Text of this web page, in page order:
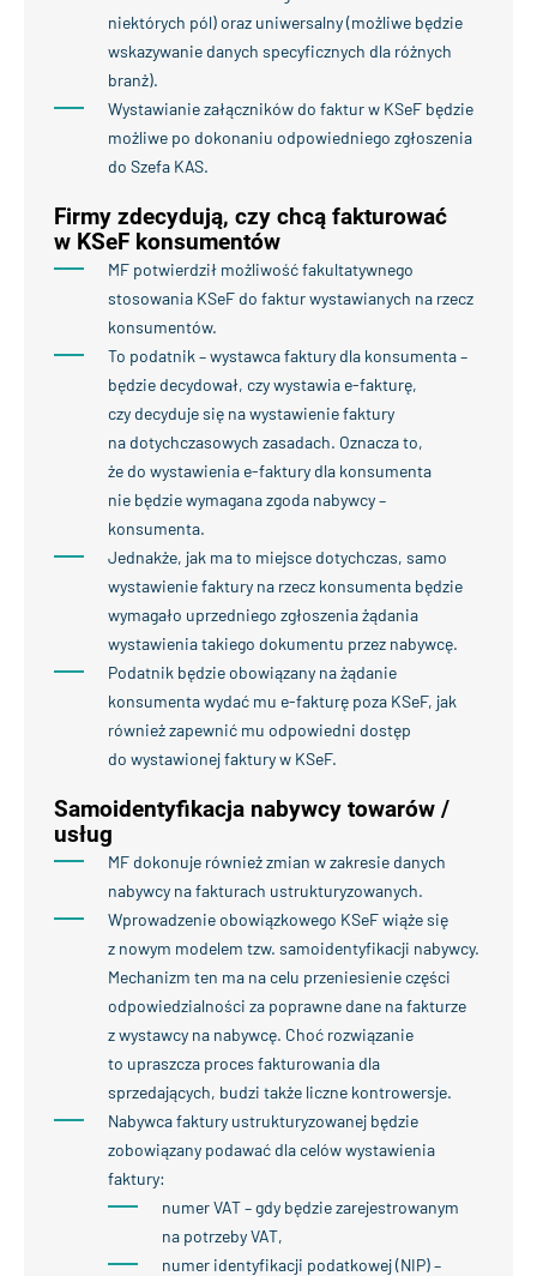
niektórych pól) oraz uniwersalny (możliwe będzie
wskazywanie danych specyficznych dla różnych
branż).
Wystawianie załączników do faktur w KSeF będzie
możliwe po dokonaniu odpowiedniego zgłoszenia
do Szefa KAS.
Firmy zdecydują, czy chcą fakturować
w KSeF konsumentów
MF potwierdził możliwość fakultatywnego
stosowania KSeF do faktur wystawianych na rzecz
konsumentów.
To podatnik – wystawca faktury dla konsumenta –
będzie decydował, czy wystawia e-fakturę,
czy decyduje się na wystawienie faktury
na dotychczasowych zasadach. Oznacza to,
że do wystawienia e-faktury dla konsumenta
nie będzie wymagana zgoda nabywcy –
konsumenta.
Jednakże, jak ma to miejsce dotychczas, samo
wystawienie faktury na rzecz konsumenta będzie
wymagało uprzedniego zgłoszenia żądania
wystawienia takiego dokumentu przez nabywcę.
Podatnik będzie obowiązany na żądanie
konsumenta wydać mu e-fakturę poza KSeF, jak
również zapewnić mu odpowiedni dostęp
do wystawionej faktury w KSeF.
Samoidentyfikacja nabywcy towarów /
usług
MF dokonuje również zmian w zakresie danych
nabywcy na fakturach ustrukturyzowanych.
Wprowadzenie obowiązkowego KSeF wiąże się
z nowym modelem tzw. samoidentyfikacji nabywcy.
Mechanizm ten ma na celu przeniesienie części
odpowiedzialności za poprawne dane na fakturze
z wystawcy na nabywcę. Choć rozwiązanie
to upraszcza proces fakturowania dla
sprzedających, budzi także liczne kontrowersje.
Nabywca faktury ustrukturyzowanej będzie
zobowiązany podawać dla celów wystawienia
faktury:
numer VAT – gdy będzie zarejestrowanym
na potrzeby VAT,
numer identyfikacji podatkowej (NIP) –